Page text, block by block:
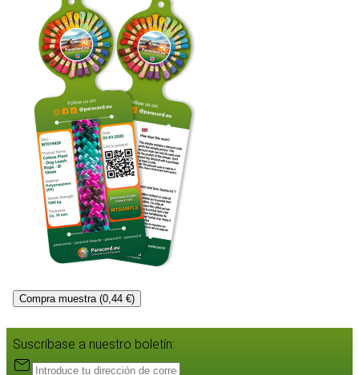
Compra muestra (0,44 €)
Suscríbase a nuestro boletín: